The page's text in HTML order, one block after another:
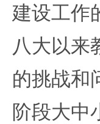
建设工作
八大以来
的挑战和
阶段大中